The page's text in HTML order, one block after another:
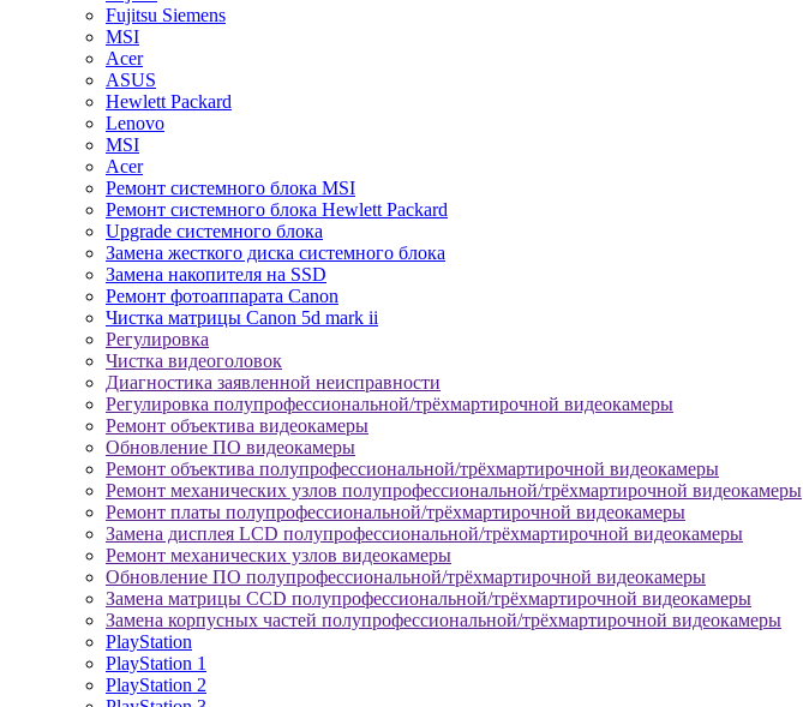
Fujitsu Siemens
MSI
Acer
ASUS
Hewlett Packard
Lenovo
MSI
Acer
Ремонт системного блока MSI
Ремонт системного блока Hewlett Packard
Upgrade системного блока
Замена жесткого диска системного блока
Замена накопителя на SSD
Ремонт фотоаппарата Canon
Чистка матрицы Canon 5d mark ii
Регулировка
Чистка видеоголовок
Диагностика заявленной неисправности
Регулировка полупрофессиональной/трёхмартирочной видеокамеры
Ремонт объектива видеокамеры
Обновление ПО видеокамеры
Ремонт объектива полупрофессиональной/трёхмартирочной видеокамеры
Ремонт механических узлов полупрофессиональной/трёхмартирочной видеокамеры
Ремонт платы полупрофессиональной/трёхмартирочной видеокамеры
Замена дисплея LCD полупрофессиональной/трёхмартирочной видеокамеры
Ремонт механических узлов видеокамеры
Обновление ПО полупрофессиональной/трёхмартирочной видеокамеры
Замена матрицы CCD полупрофессиональной/трёхмартирочной видеокамеры
Замена корпусных частей полупрофессиональной/трёхмартирочной видеокамеры
PlayStation
PlayStation 1
PlayStation 2